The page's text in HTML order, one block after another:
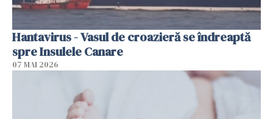
Hantavirus - Vasul de croazieră se îndreaptă
spre Insulele Canare
07 MAI 2026